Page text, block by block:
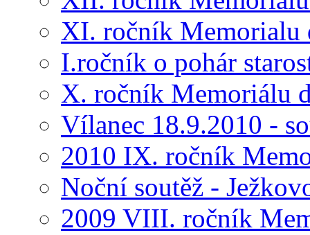
XI. ročník Memorialu
I.ročník o pohár
X. ročník Memoriálu
Vílanec 18.9.2010 -
2010 IX. ročník
Noční soutěž -
2009 VIII. ročník